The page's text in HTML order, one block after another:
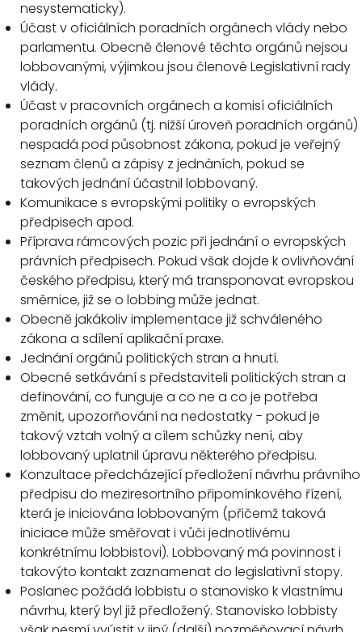
nesystematicky).
Účast v oficiálních poradních orgánech vlády nebo
parlamentu. Obecně členové těchto orgánů nejsou
lobbovanými, výjimkou jsou členové Legislativní rady
vlády.
Účast v pracovních orgánech a komisí oficiálních
poradních orgánů (tj. nižší úroveň poradních orgánů)
nespadá pod působnost zákona, pokud je veřejný
seznam členů a zápisy z jednáních, pokud se
takových jednání účastnil lobbovaný.
Komunikace s evropskými politiky o evropských
předpisech apod.
Příprava rámcových pozic při jednání o evropských
právních předpisech. Pokud však dojde k ovlivňování
českého předpisu, který má transponovat evropskou
směrnice, již se o lobbing může jednat.
Obecně jakákoliv implementace již schváleného
zákona a sdílení aplikační praxe.
Jednání orgánů politických stran a hnutí.
Obecné setkávání s představiteli politických stran a
definování, co funguje a co ne a co je potřeba
změnit, upozorňování na nedostatky - pokud je
takový vztah volný a cílem schůzky není, aby
lobbovaný uplatnil úpravu některého předpisu.
Konzultace předcházející předložení návrhu právního
předpisu do meziresortního připomínkového řízení,
která je iniciována lobbovaným (přičemž taková
iniciace může směřovat i vůči jednotlivému
konkrétnímu lobbistovi). Lobbovaný má povinnost i
takovýto kontakt zaznamenat do legislativní stopy.
Poslanec požádá lobbistu o stanovisko k vlastnímu
návrhu, který byl již předložený. Stanovisko lobbisty